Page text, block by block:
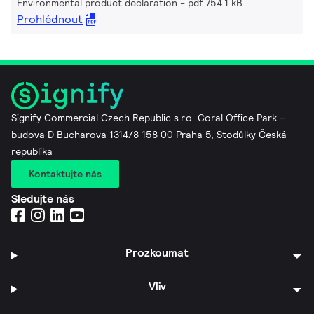
Environmental product declaration pdf 754.1 kB
Prohlédnout
Signify Commercial Czech Republic s.r.o. Coral Office Park –
budova D Bucharova 1314/8 158 00 Praha 5, Stodůlky Česká
republika
Kontaktujte nás
Sledujte nás
Prozkoumat
Vliv